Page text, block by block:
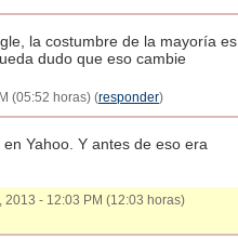
la costumbre de la mayoría es
dudo que eso cambie
(05:52 horas) (responder)
Yahoo. Y antes de eso era
2013 - 12:03 PM (12:03 horas)